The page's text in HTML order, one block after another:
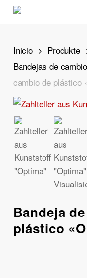
Skip
content
Inicio Produkte
Bandejas de
cambio de plástico
Bandeja
plástico